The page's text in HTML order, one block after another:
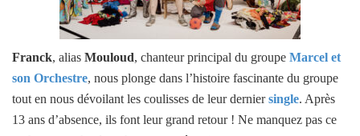
Franck, alias Mouloud, chanteur principal du groupe Marcel et
son Orchestre, nous plonge dans l’histoire fascinante du groupe
tout en nous dévoilant les coulisses de leur derniersingle. Après
13 ans d’absence, ils font leur grand retour ! Ne manquez pas ce